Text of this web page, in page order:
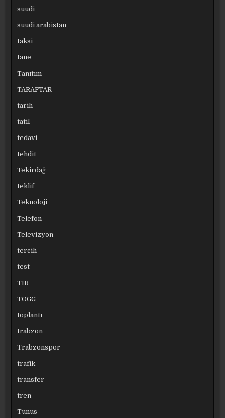
suudi
suudi arabistan
taksi
tane
Tanıtım
TARAFTAR
tarih
tatil
tedavi
tehdit
Tekirdağ
teklif
Teknoloji
Telefon
Televizyon
tercih
test
TIR
TOGG
toplantı
trabzon
Trabzonspor
trafik
transfer
tren
Tunus